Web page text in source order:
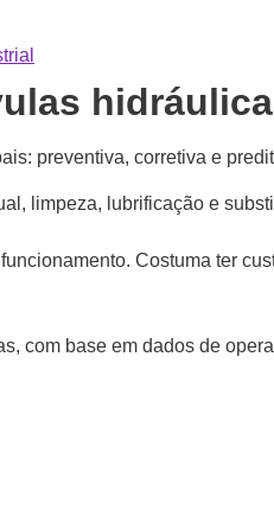
preventiva, corretiva e
limpeza, lubrificação e
Costuma ter
com base em dados de